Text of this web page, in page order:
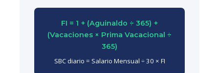
FI = 1 + (Aguinaldo ÷ 365) +
(Vacaciones × Prima Vacacional ÷
365)
SBC diario = Salario Mensual ÷ 30 × FI